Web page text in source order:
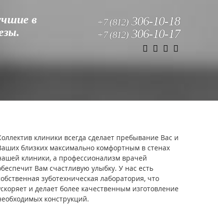
в
+7 (812) 306-10-18
+7 (812) 306-10-17
клиники всегда сделает пребывание Вас и
близких максимально комфортным в стенах
клиники, а профессионализм врачей
Вам счастливую улыбку. У нас есть
зуботехническая лаборатория, что
и делает более качественным изготовление
конструкций.